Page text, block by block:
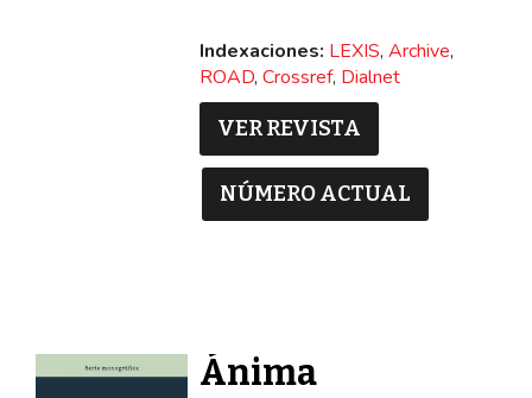
Indexaciones: LEXIS, Archive,
ROAD, Crossref, Dialnet
VER REVISTA
NÚMERO ACTUAL
Ánima